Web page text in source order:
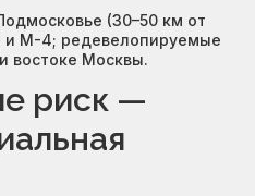
(30–50 км от
М-4; редевелопируемые
востоке Москвы.
риск —